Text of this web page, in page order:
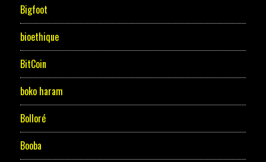
Bigfoot
bioethique
BitCoin
boko haram
Bolloré
Booba